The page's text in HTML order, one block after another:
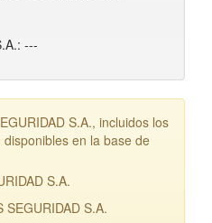
---
S.A., incluidos los
en la base de
S.A.
S.A.